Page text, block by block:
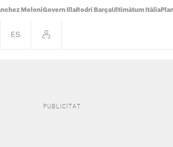
MeloniGovern Illa Rodri BarçaUltimàtum Itàlia